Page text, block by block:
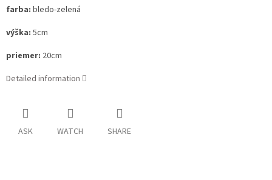
farba: bledo-zelená
výška: 5cm
priemer: 20cm
Detailed information
ASK WATCH SHARE